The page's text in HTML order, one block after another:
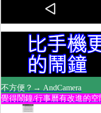
不方便？→ AndCamera
覺得鬧鐘/行事曆有改進的